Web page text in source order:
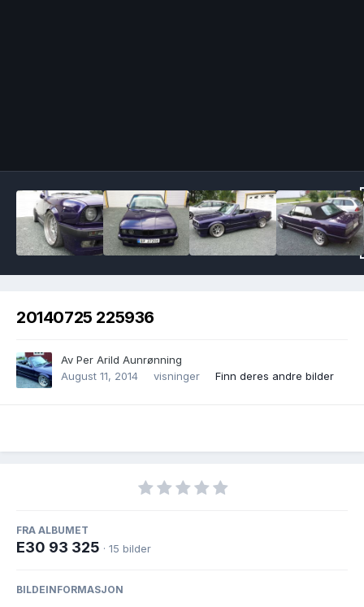
20140725 225936
Av Per Arild Aunrønning
August 11, 2014
visninger Finn deres andre bilder
FRA ALBUMET
E30 93 325 · 15 bilder
BILDEINFORMASJON